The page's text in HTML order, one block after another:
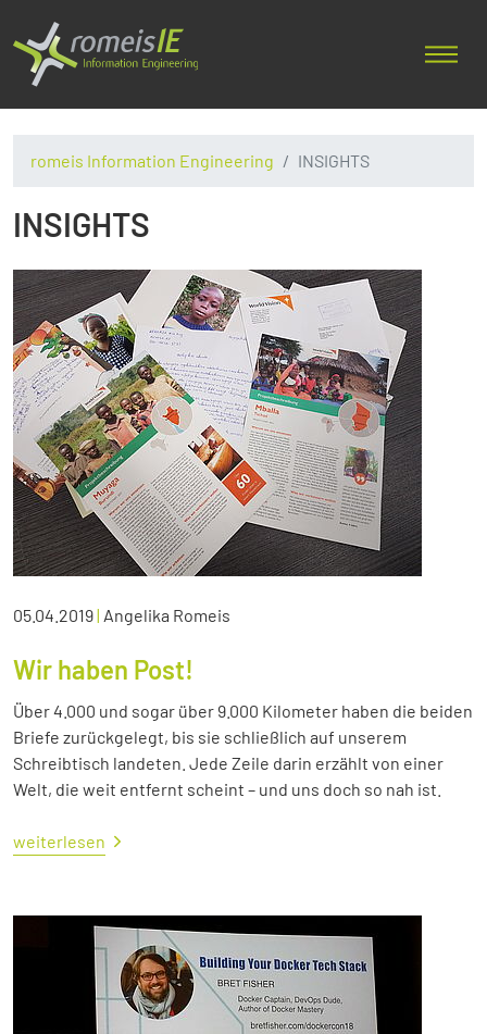
romeis Information Engineering INSIGHTS
INSIGHTS
05.04.2019| Angelika Romeis
Wir haben Post!
Über 4.000 und sogar über 9.000 Kilometer haben die beiden
Briefe zurückgelegt, bis sie schließlich auf unserem
Schreibtisch landeten. Jede Zeile darin erzählt von einer
Welt, die weit entfernt scheint – und uns doch so nah ist.
weiterlesen